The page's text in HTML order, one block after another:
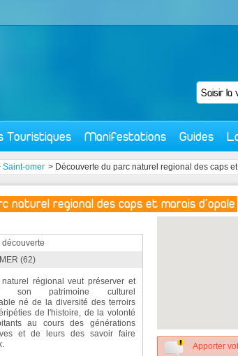
Touristiques Manifestations Guides
Saint-omer > Découverte du parc naturel regional des caps
naturel regional des caps et marais d'opale
découverte
(62)
régional veut préserver et
son patrimoine culturel
né de la diversité des terroirs
de l'histoire, de la volonté
au cours des générations
et de leurs des savoir faire
Apporter